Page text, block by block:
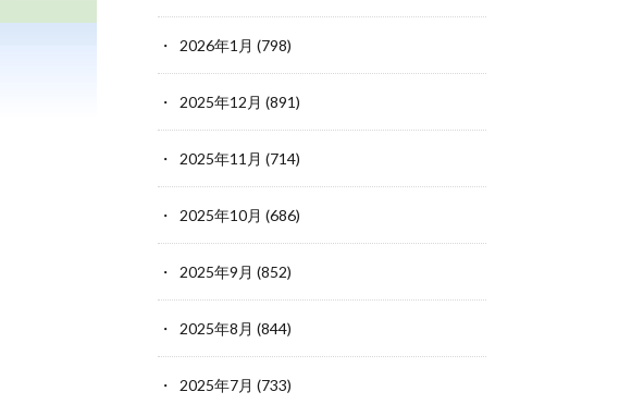
2026年1月 (798)
2025年12月 (891)
2025年11月 (714)
2025年10月 (686)
2025年9月 (852)
2025年8月 (844)
2025年7月 (733)